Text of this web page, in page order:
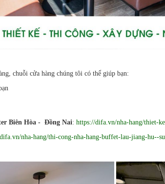
chuỗi cửa hàng chúng tôi có thể giúp bạn:
Biên Hòa - Đồng Nai: https://difa.vn/nha-hang/thiet-
nha-hang/thi-cong-nha-hang-buffet-lau-jiang-hu--